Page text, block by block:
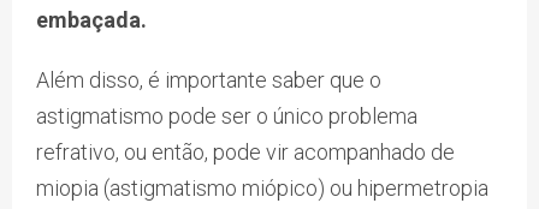
embaçada.
Além disso, é importante saber que o
astigmatismo pode ser o único problema
refrativo, ou então, pode vir acompanhado de
miopia (astigmatismo miópico) ou hipermetropia